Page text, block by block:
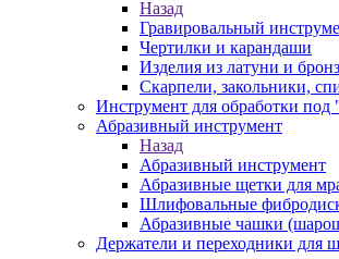
Назад
Гравировальный
Чертилки и карандаши
Изделия из латуни и
Скарпели, закольники,
Инструмент для обработки
Абразивный инструмент
Назад
Абразивный инструмент
Абразивные щетки для
Шлифовальные
Абразивные чашки
Держатели и переходники для